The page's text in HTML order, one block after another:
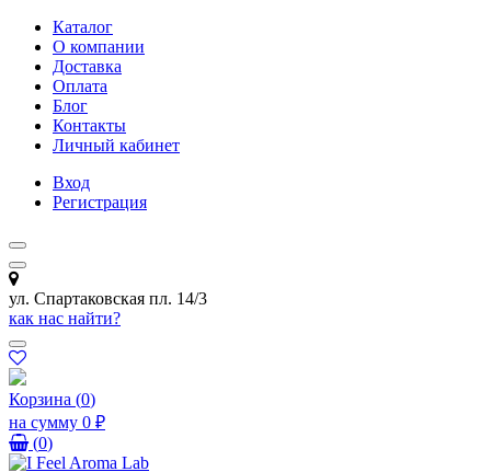
Каталог
О компании
Доставка
Оплата
Блог
Контакты
Личный кабинет
Вход
Регистрация
ул. Спартаковская пл. 14/3
как нас найти?
Корзина (0)
на сумму 0 ₽
(0)